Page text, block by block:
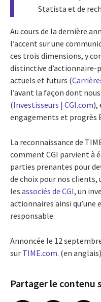
Statista et de
Au cours de la dernière
l’accent sur une
ces trois dimensions, y
distinctive d’actionnaire-
actuels et futurs (
l’avant la façon dont
(Investisseurs | CGI.com),
engagements et progrès
La reconnaissance de
comment CGI parvient à
parties prenantes pour
de choix pour nos
les associés de CGI, un
actionnaires ainsi
responsable.
Annoncée le 12
sur TIME.com. (en anglais)
Partager le contenu